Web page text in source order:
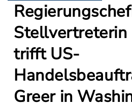
Stellvertreterin
trifft US-
Greer in